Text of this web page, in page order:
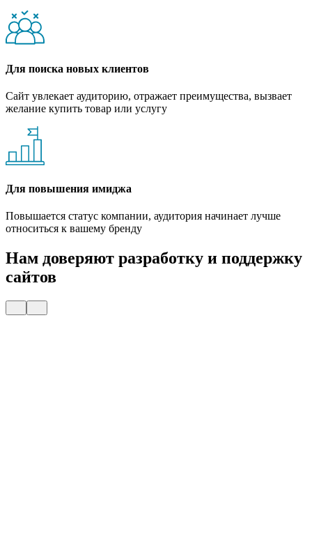
Для поиска новых клиентов
Сайт увлекает аудиторию, отражает преимущества, вызвает
желание купить товар или услугу
Для повышения имиджа
Повышается статус компании, аудитория начинает лучше
относиться к вашему бренду
Нам доверяют разработку и поддержку
сайтов